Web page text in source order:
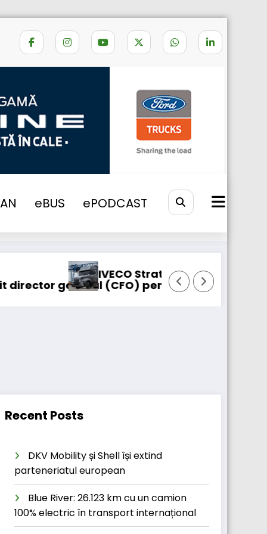
eBUS ePODCAST
Auman EST
(CFO) pentru cellcentric
IVECO Strator se întoarce
Recent Posts
DKV Mobility și Shell își extind
parteneriatul european
Blue River: 26.123 km cu un camion
100% electric în transport internațional